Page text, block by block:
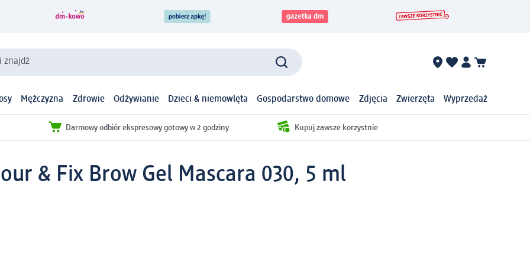
znajdź
Mężczyzna Zdrowie Odżywianie Dzieci & niemowlęta Gospodarstwo domowe Zdjęcia Zwierzęta Wyprzedaż
Darmowy odbiór ekspresowy gotowy w 2 godziny Kupuj zawsze korzystnie
& Fix Brow Gel Mascara 030, 5 ml